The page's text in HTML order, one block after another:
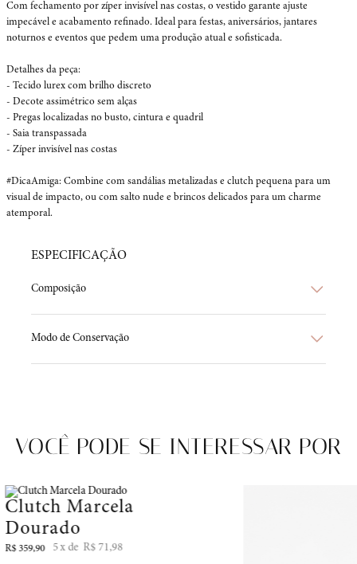
Com fechamento por zíper invisível nas costas, o vestido garante ajuste
impecável e acabamento refinado. Ideal para festas, aniversários, jantares
noturnos e eventos que pedem uma produção atual e sofisticada.
Detalhes da peça:
- Tecido lurex com brilho discreto
- Decote assimétrico sem alças
- Pregas localizadas no busto, cintura e quadril
- Saia transpassada
- Zíper invisível nas costas
#DicaAmiga: Combine com sandálias metalizadas e clutch pequena para um
visual de impacto, ou com salto nude e brincos delicados para um charme
atemporal.
ESPECIFICAÇÃO
Composição
Modo de Conservação
VOCÊ PODE SE INTERESSAR POR
Clutch Marcela
Dourado
R$ 359,90 5 R$ 71,98